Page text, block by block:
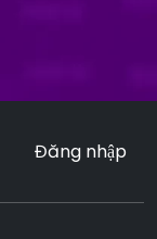
Đăng nhập